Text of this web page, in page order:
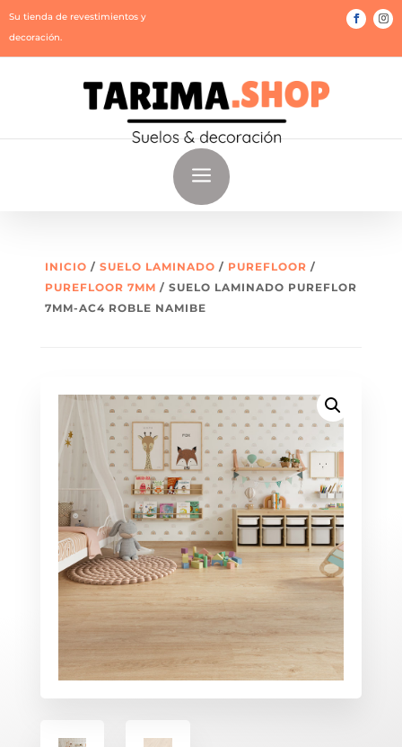
Su tienda de revestimientos y
decoración.
a
INICIO / SUELO LAMINADO / PUREFLOOR /
PUREFLOOR 7MM / SUELO LAMINADO PUREFLOR
7MM-AC4 ROBLE NAMIBE